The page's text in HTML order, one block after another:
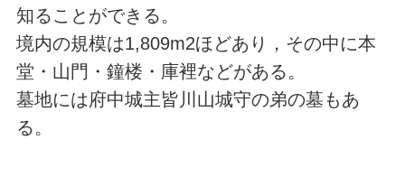
知ることができる。
境内の規模は1,809m2ほどあり，その中に本
堂・山門・鐘楼・庫裡などがある。
墓地には府中城主皆川山城守の弟の墓もあ
る。